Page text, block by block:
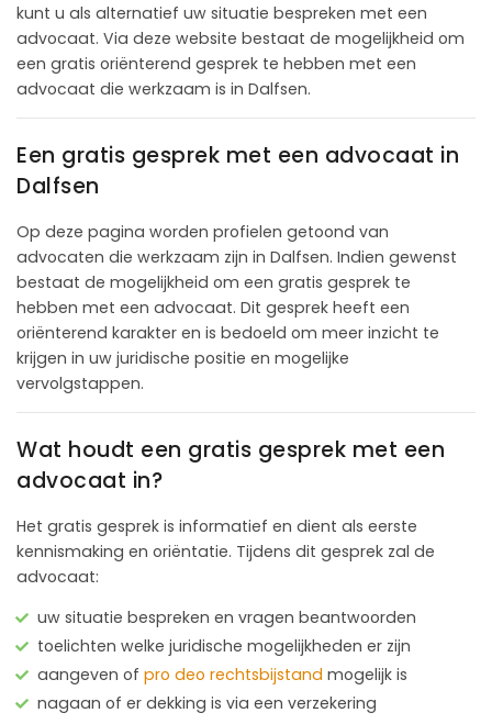
kunt u als alternatief uw situatie bespreken met een
advocaat. Via deze website bestaat de mogelijkheid om
een gratis oriënterend gesprek te hebben met een
advocaat die werkzaam is in Dalfsen.
Een gratis gesprek met een advocaat in
Dalfsen
Op deze pagina worden profielen getoond van
advocaten die werkzaam zijn in Dalfsen. Indien gewenst
bestaat de mogelijkheid om een gratis gesprek te
hebben met een advocaat. Dit gesprek heeft een
oriënterend karakter en is bedoeld om meer inzicht te
krijgen in uw juridische positie en mogelijke
vervolgstappen.
Wat houdt een gratis gesprek met een
advocaat in?
Het gratis gesprek is informatief en dient als eerste
kennismaking en oriëntatie. Tijdens dit gesprek zal de
advocaat:
uw situatie bespreken en vragen beantwoorden
toelichten welke juridische mogelijkheden er zijn
aangeven of pro deo rechtsbijstand mogelijk is
nagaan of er dekking is via een verzekering